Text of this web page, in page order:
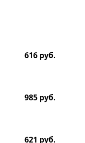
616 руб.
985 руб.
621 руб.